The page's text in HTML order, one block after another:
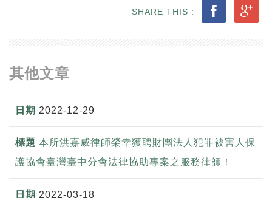
SHARE THIS :
其他文章
2022-12-29
本所洪嘉威律師榮幸獲聘財團法人犯罪被害人保
護協會臺灣臺中分會法律協助專案之服務律師！
2022-03-18